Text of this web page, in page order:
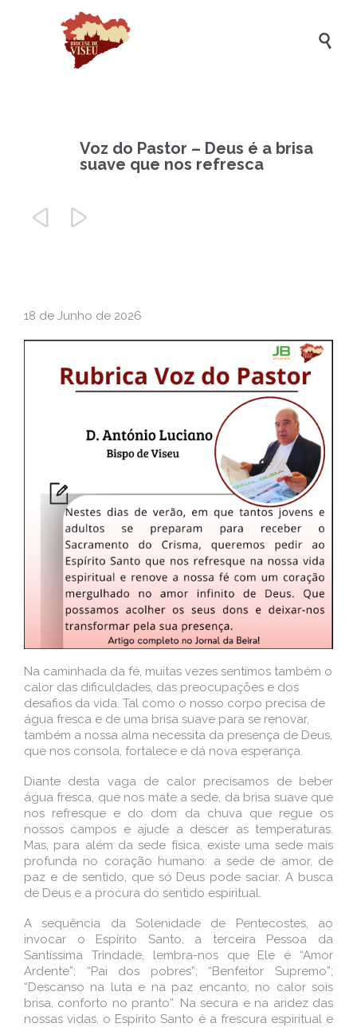

Voz do Pastor – Deus é a brisa
suave que nos refresca
 
18 de Junho de 2026
Na caminhada da fé, muitas vezes sentimos também o
calor das dificuldades, das preocupações e dos
desafios da vida. Tal como o nosso corpo precisa de
água fresca e de uma brisa suave para se renovar,
também a nossa alma necessita da presença de Deus,
que nos consola, fortalece e dá nova esperança.
Diante desta vaga de calor precisamos de beber
água fresca, que nos mate a sede, da brisa suave que
nos refresque e do dom da chuva que regue os
nossos campos e ajude a descer as temperaturas.
Mas, para além da sede física, existe uma sede mais
profunda no coração humano: a sede de amor, de
paz e de sentido, que só Deus pode saciar. A busca
de Deus e a procura do sentido espiritual.
A sequência da Solenidade de Pentecostes, ao
invocar o Espírito Santo, a terceira Pessoa da
Santíssima Trindade, lembra-nos que Ele é “Amor
Ardente”; “Pai dos pobres”; “Benfeitor Supremo”;
“Descanso na luta e na paz encanto, no calor sois
brisa, conforto no pranto”. Na secura e na aridez das
nossas vidas, o Espírito Santo é a frescura espiritual e